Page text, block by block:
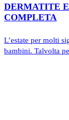
DERMATITE
COMPLETA
L’estate per molti
bambini. Talvolta